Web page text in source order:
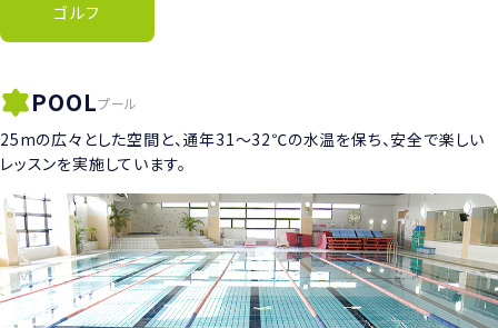
ゴルフ
POOLプール
25mの広々とした空間と、通年31〜32℃の水温を保ち、安全で楽しい
レッスンを実施しています。